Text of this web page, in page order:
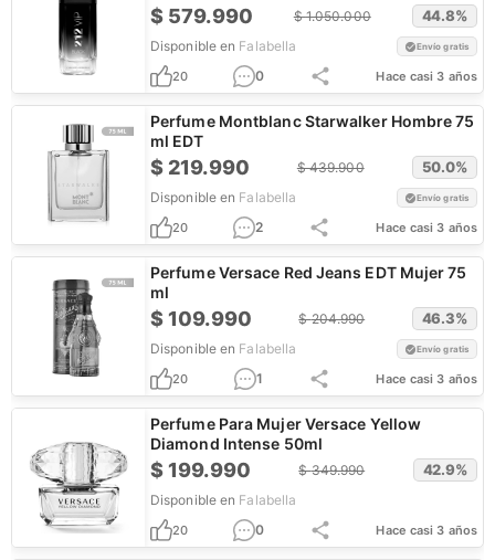
$ 579.990 $1.050.000 44.8%
Disponible en Falabella Envío gratis
20 0 Hace casi 3 años
Perfume Montblanc Starwalker Hombre 75
ml EDT
$ 219.990 $439.900 50.0%
Disponible en Falabella Envío gratis
20 2 Hace casi 3 años
Perfume Versace Red Jeans EDT Mujer 75
ml
$109.990 $204.990 46.3%
Disponible en Falabella Envío gratis
20 1 Hace casi 3 años
Perfume Para Mujer Versace Yellow
Diamond Intense 50ml
$199.990 $349.990 42.9%
Disponible en Falabella
20 0 Hace casi 3 años